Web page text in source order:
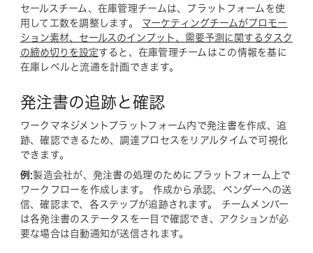
セールスチーム、在庫管理チームは、プラットフォームを使
用して工数を調整します。 マーケティングチームがプロモー
ション素材、セールスのインプット、需要予測に関するタスク
の締め切りを設定すると、在庫管理チームはこの情報を基に
在庫レベルと流通を計画できます。
発注書の追跡と確認
ワークマネジメントプラットフォーム内で発注書を作成、追
跡、確認できるため、調達プロセスをリアルタイムで可視化
できます。
例:製造会社が、発注書の処理のためにプラットフォーム上で
ワークフローを作成します。 作成から承認、ベンダーへの送
信、確認まで、各ステップが追跡されます。 チームメンバー
は各発注書のステータスを一目で確認でき、アクションが必
要な場合は自動通知が送信されます。